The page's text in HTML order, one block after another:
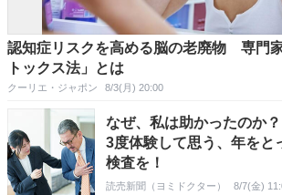
認知症リスクを高める脳の老廃物 専門
トックス法」とは
クーリエ・ジャポン 8/3(月) 20:00
なぜ、私は助かったのか
3度体験して思う、年をと
検査を！
読売新聞（ヨミドクター） 8/7(金)